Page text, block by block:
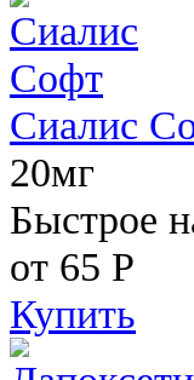
Сиалис
20мг
Быстрое
от 65 Р
Купить